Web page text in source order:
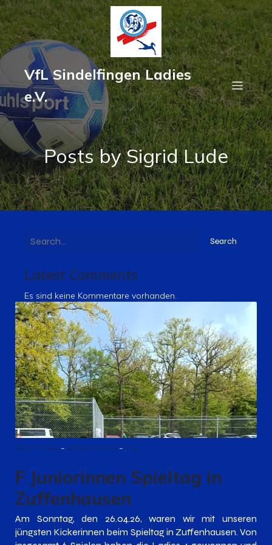
VfL Sindelfingen Ladies
e.V.
Posts bySigrid Lude
Search
Latest Comments
Es sind keine Kommentare vorhanden.
Sigrid Lude - 28 April 2026 - 2:51
F Juniorinnen Spieltag in
Zuffenhausen
Am Sonntag, den 26.04.26, waren wir mit unseren
jüngsten Kickerinnen beim Spieltag in Zuffenhausen. Von